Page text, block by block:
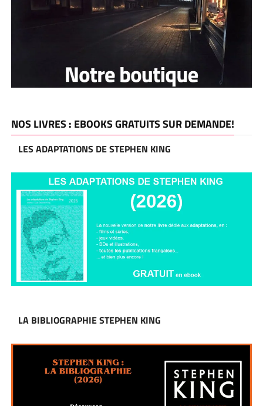
NOS LIVRES : EBOOKS GRATUITS SUR DEMANDE!
LES ADAPTATIONS DE STEPHEN KING
LA BIBLIOGRAPHIE STEPHEN KING